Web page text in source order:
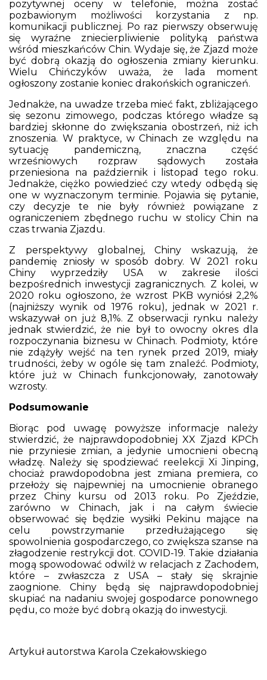
pozytywnej oceny w telefonie, można zostać
pozbawionym możliwości korzystania z np.
komunikacji publicznej. Po raz pierwszy obserwuję
się wyraźne zniecierpliwienie polityką państwa
wśród mieszkańców Chin. Wydaje się, że Zjazd może
być dobrą okazją do ogłoszenia zmiany kierunku.
Wielu Chińczyków uważa, że lada moment
ogłoszony zostanie koniec drakońskich ograniczeń.
Jednakże, na uwadze trzeba mieć fakt, zbliżającego
się sezonu zimowego, podczas którego władze są
bardziej skłonne do zwiększania obostrzeń, niż ich
znoszenia. W praktyce, w Chinach ze względu na
sytuację pandemiczną, znaczna część
wrześniowych rozpraw sądowych została
przeniesiona na październik i listopad tego roku.
Jednakże, ciężko powiedzieć czy wtedy odbędą się
one w wyznaczonym terminie. Pojawia się pytanie,
czy decyzje te nie były również powiązane z
ograniczeniem zbędnego ruchu w stolicy Chin na
czas trwania Zjazdu.
Z perspektywy globalnej, Chiny wskazują, że
pandemię zniosły w sposób dobry. W 2021 roku
Chiny wyprzedziły USA w zakresie ilości
bezpośrednich inwestycji zagranicznych. Z kolei, w
2020 roku ogłoszono, że wzrost PKB wyniósł 2,2%
(najniższy wynik od 1976 roku), jednak w 2021 r.
wskazywał on już 8,1%. Z obserwacji rynku należy
jednak stwierdzić, że nie był to owocny okres dla
rozpoczynania biznesu w Chinach. Podmioty, które
nie zdążyły wejść na ten rynek przed 2019, miały
trudności, żeby w ogóle się tam znaleźć. Podmioty,
które już w Chinach funkcjonowały, zanotowały
wzrosty.
Podsumowanie
Biorąc pod uwagę powyższe informacje należy
stwierdzić, że najprawdopodobniej XX Zjazd KPCh
nie przyniesie zmian, a jedynie umocnieni obecną
władzę. Należy się spodziewać reelekcji Xi Jinping,
chociaż prawdopodobna jest zmiana premiera, co
przełoży się najpewniej na umocnienie obranego
przez Chiny kursu od 2013 roku. Po Zjeździe,
zarówno w Chinach, jak i na całym świecie
obserwować się będzie wysiłki Pekinu mające na
celu powstrzymanie przedłużającego się
spowolnienia gospodarczego, co zwiększa szanse na
złagodzenie restrykcji dot. COVID-19. Takie działania
mogą spowodować odwilż w relacjach z Zachodem,
które – zwłaszcza z USA – stały się skrajnie
zaognione. Chiny będą się najprawdopodobniej
skupiać na nadaniu swojej gospodarce ponownego
pędu, co może być dobrą okazją do inwestycji.
Artykuł autorstwa Karola Czekałowskiego